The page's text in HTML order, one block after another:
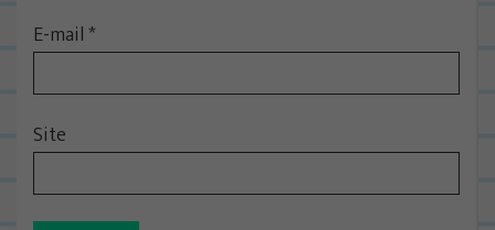
E-mail*
Site